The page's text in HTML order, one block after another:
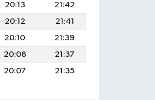
20:13
21:42
20:12
21:41
20:10
21:39
20:08
21:37
20:07 21:35